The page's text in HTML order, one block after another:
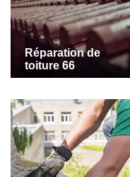
Réparation de
toiture 66